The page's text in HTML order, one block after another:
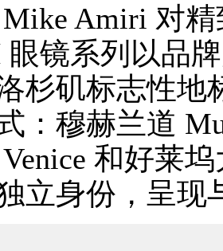
Amiri 对精
眼镜系列以品
杉矶标志性地
：穆赫兰道
和好莱
立身份，呈现